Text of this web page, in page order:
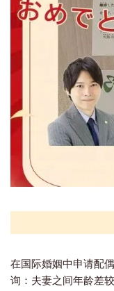
在国际婚姻中申请配
询：夫妻之间年龄差